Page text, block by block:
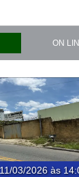
ON
11/03/2026 às